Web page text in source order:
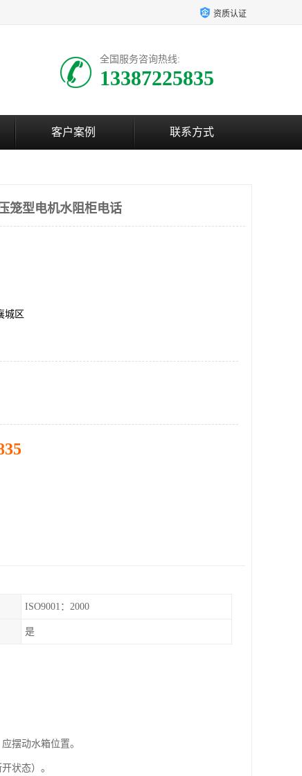
资质认证
全国服务咨询热线:
13387225835
客户案例 联系方式
笼型电机水阻柜电话
城区
ISO9001：2000
是
摆动水箱位置。
状态）。